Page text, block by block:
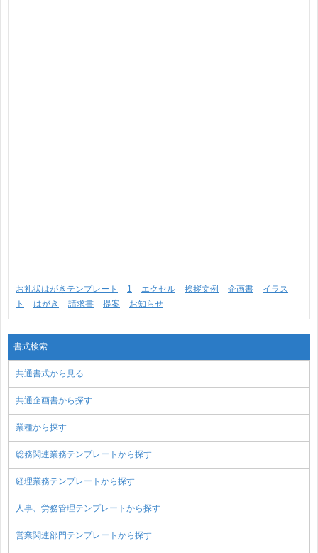
お礼状はがきテンプレート 1 エクセル 挨拶文例 企画書
イラス
ト
はがき 請求書 提案 お知らせ
書式検索
共通書式から見る
共通企画書から探す
業種から探す
総務関連業務テンプレートから探す
経理業務テンプレートから探す
人事、労務管理テンプレートから探す
営業関連部門テンプレートから探す